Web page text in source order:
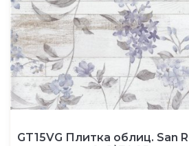
GT15VG Плитка облиц. San